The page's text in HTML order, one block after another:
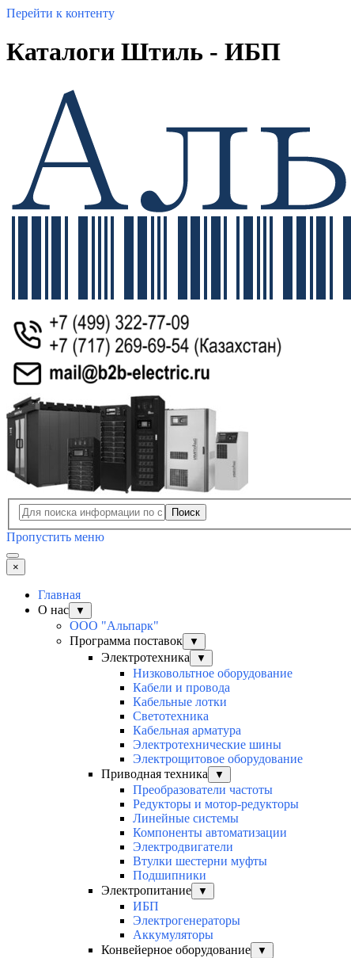
Перейти к контенту
Каталоги Штиль - ИБП
Поиск
Пропустить меню
×
Главная
О нас
▼
ООО "Альпарк"
Программа поставок
▼
Электротехника ▼
Низковольтное оборудование
Кабели и провода
Кабельные лотки
Светотехника
Кабельная арматура
Электротехнические шины
Электрощитовое оборудование
Приводная техника
▼
Преобразователи частоты
Редукторы и мотор-редукторы
Линейные системы
Компоненты автоматизации
Электродвигатели
Втулки шестерни муфты
Подшипники
Электропитание
▼
ИБП
Электрогенераторы
Аккумуляторы
Конвейерное оборудование
▼